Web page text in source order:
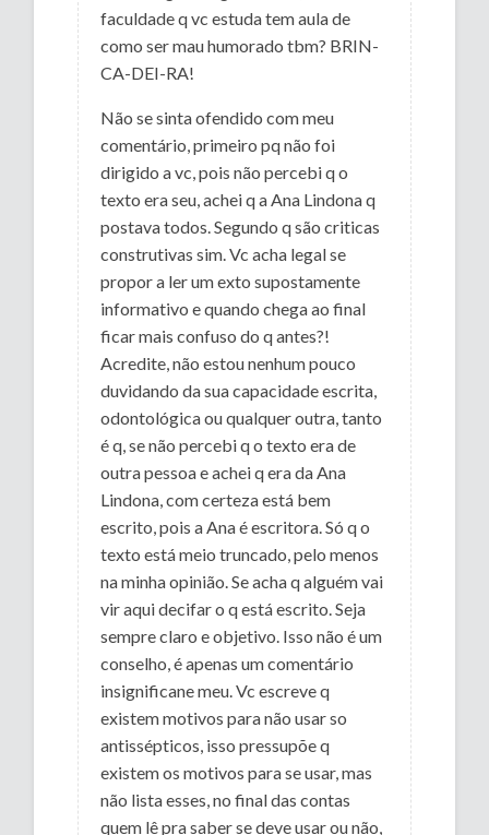
faculdade q vc estuda tem aula de
como ser mau humorado tbm? BRIN-
CA-DEI-RA!
Não se sinta ofendido com meu
comentário, primeiro pq não foi
dirigido a vc, pois não percebi q o
texto era seu, achei q a Ana Lindona q
postava todos. Segundo q são criticas
construtivas sim. Vc acha legal se
propor a ler um exto supostamente
informativo e quando chega ao final
ficar mais confuso do q antes?!
Acredite, não estou nenhum pouco
duvidando da sua capacidade escrita,
odontológica ou qualquer outra, tanto
é q, se não percebi q o texto era de
outra pessoa e achei q era da Ana
Lindona, com certeza está bem
escrito, pois a Ana é escritora. Só q o
texto está meio truncado, pelo menos
na minha opinião. Se acha q alguém vai
vir aqui decifar o q está escrito. Seja
sempre claro e objetivo. Isso não é um
conselho, é apenas um comentário
insignificane meu. Vc escreve q
existem motivos para não usar so
antissépticos, isso pressupõe q
existem os motivos para se usar, mas
não lista esses, no final das contas
quem lê pra saber se deve usar ou não,